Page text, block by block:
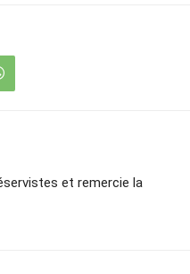
et remercie la